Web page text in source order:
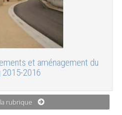
et aménagement du
2015-2016
rubrique